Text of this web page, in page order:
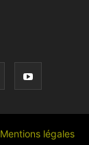
Mentions légales